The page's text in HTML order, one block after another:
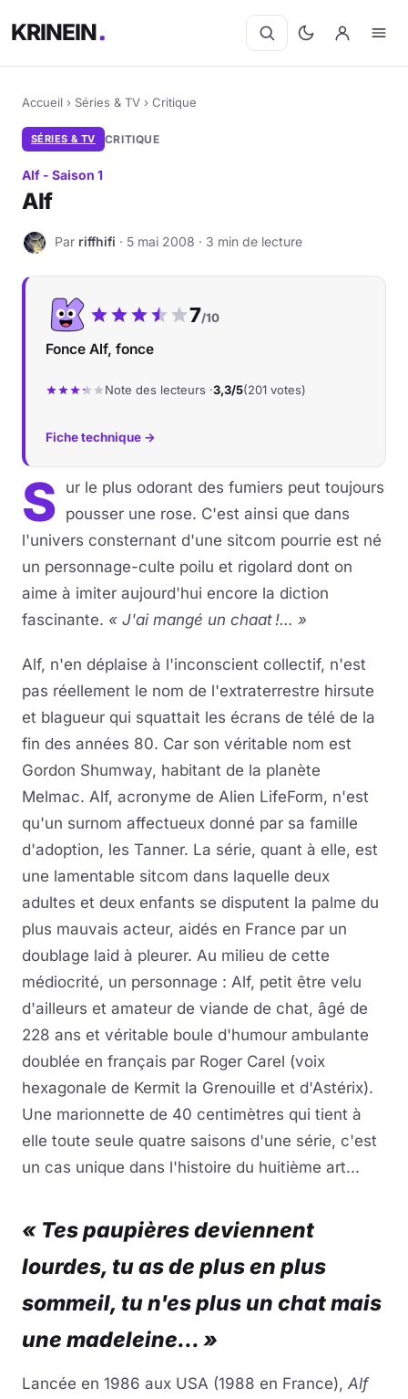
KRINEIN
Accueil › Séries & TV › Critique
SÉRIES & TV CRITIQUE
Alf - Saison 1
Alf
R Par riffhifi · 5 mai 2008 · 3 min de lecture
Notre note :
7/10
Fonce Alf, fonce
Note des lecteurs ·3,3/5(201 votes)
Fiche technique →
S ur le plus odorant des fumiers peut toujours
pousser une rose. C'est ainsi que dans
l'univers consternant d'une sitcom pourrie est né
un personnage-culte poilu et rigolard dont on
aime à imiter aujourd'hui encore la diction
fascinante. « J'ai mangé un chaat !… »
Alf, n'en déplaise à l'inconscient collectif, n'est
pas réellement le nom de l'extraterrestre hirsute
et blagueur qui squattait les écrans de télé de la
fin des années 80. Car son véritable nom est
Gordon Shumway, habitant de la planète
Melmac. Alf, acronyme de Alien LifeForm, n'est
qu'un surnom affectueux donné par sa famille
d'adoption, les Tanner. La série, quant à elle, est
une lamentable sitcom dans laquelle deux
adultes et deux enfants se disputent la palme du
plus mauvais acteur, aidés en France par un
doublage laid à pleurer. Au milieu de cette
médiocrité, un personnage : Alf, petit être velu
d'ailleurs et amateur de viande de chat, âgé de
228 ans et véritable boule d'humour ambulante
doublée en français par Roger Carel (voix
hexagonale de Kermit la Grenouille et d'Astérix).
Une marionnette de 40 centimètres qui tient à
elle toute seule quatre saisons d'une série, c'est
un cas unique dans l'histoire du huitième art...
« Tes paupières deviennent
lourdes, tu as de plus en plus
sommeil, tu n'es plus un chat mais
une madeleine... »
Lancée en 1986 aux USA (1988 en France), Alf